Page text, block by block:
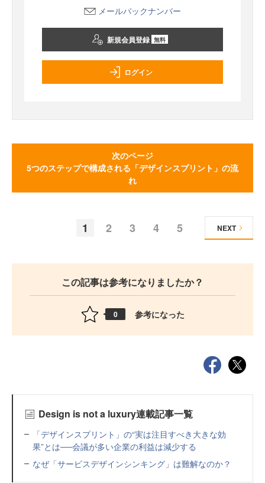
メールバックナンバー
新規会員登録 無料
ログイン
次のページ
5つのステップで構成される「デザインスプリント」の流
れ
1 2 3 4 5 NEXT
この記事は参考になりましたか？
0 参考になった
Design is not a luxury連載記事一覧
「デザインスプリント」の“実は注目すべき大きな効
果”とは──会議が多い企業の利益は減少する
なぜ「サービスデザインシンキング」は難解なのか？